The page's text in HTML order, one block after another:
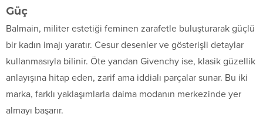
Güç
Balmain, militer estetiği feminen zarafetle buluşturarak güçlü
bir kadın imajı yaratır. Cesur desenler ve gösterişli detaylar
kullanmasıyla bilinir. Öte yandan Givenchy ise, klasik güzellik
anlayışına hitap eden, zarif ama iddialı parçalar sunar. Bu iki
marka, farklı yaklaşımlarla daima modanın merkezinde yer
almayı başarır.